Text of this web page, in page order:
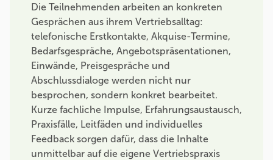
Die Teilnehmenden arbeiten an konkreten
Gesprächen aus ihrem Vertriebsalltag:
telefonische Erstkontakte, Akquise-Termine,
Bedarfsgespräche, Angebotspräsentationen,
Einwände, Preisgespräche und
Abschlussdialoge werden nicht nur
besprochen, sondern konkret bearbeitet.
Kurze fachliche Impulse, Erfahrungsaustausch,
Praxisfälle, Leitfäden und individuelles
Feedback sorgen dafür, dass die Inhalte
unmittelbar auf die eigene Vertriebspraxis